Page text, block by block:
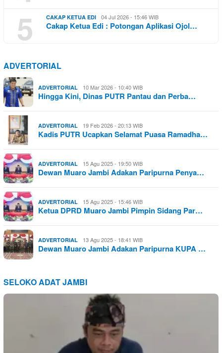
5 CAKAP KETUA EDI 04 Jul 2026 - 15:46 WIB
Cakap Ketua Edi : Potongan Aplikasi Ojol…
ADVERTORIAL
ADVERTORIAL 10 Mar 2026 - 10:40 WIB
Hingga Kini, Dinas PUTR Pantau dan Perba…
ADVERTORIAL 19 Feb 2026 - 20:13 WIB
Kadis PUTR Ucapkan Selamat Puasa Ramadha…
ADVERTORIAL 15 Agu 2025 - 19:50 WIB
Dewan Muaro Jambi Adakan Paripurna Penya…
ADVERTORIAL 15 Agu 2025 - 15:46 WIB
Ketua DPRD Muaro Jambi Pimpin Sidang Par…
ADVERTORIAL 13 Agu 2025 - 18:41 WIB
Dewan Muaro Jambi Adakan Paripurna KUPA …
SELOKO ADAT JAMBI